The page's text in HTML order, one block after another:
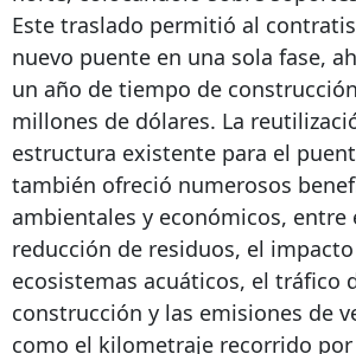
Este traslado permitió al
nuevo puente en una sola fase,
un año de tiempo de
millones de dólares. La
estructura existente para el
también ofreció numerosos
ambientales y económicos, entre
reducción de residuos, el
ecosistemas acuáticos, el tráfico
construcción y las emisiones de
como el kilometraje recorrido